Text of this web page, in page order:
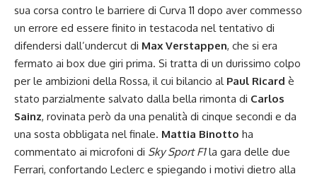
sua corsa contro le barriere di Curva 11 dopo aver commesso
un errore ed essere finito in testacoda nel tentativo di
difendersi dall’undercut di Max Verstappen, che si era
fermato ai box due giri prima. Si tratta di un durissimo colpo
per le ambizioni della Rossa, il cui bilancio al Paul Ricard è
stato parzialmente salvato dalla bella rimonta di Carlos
Sainz, rovinata però da una penalità di cinque secondi e da
una sosta obbligata nel finale. Mattia Binotto ha
commentato ai microfoni di Sky Sport F1la gara delle due
Ferrari, confortando Leclerc e spiegando i motivi dietro alla